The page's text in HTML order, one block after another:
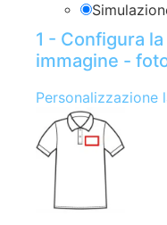
1 - Configura
immagine -
Personalizzazione